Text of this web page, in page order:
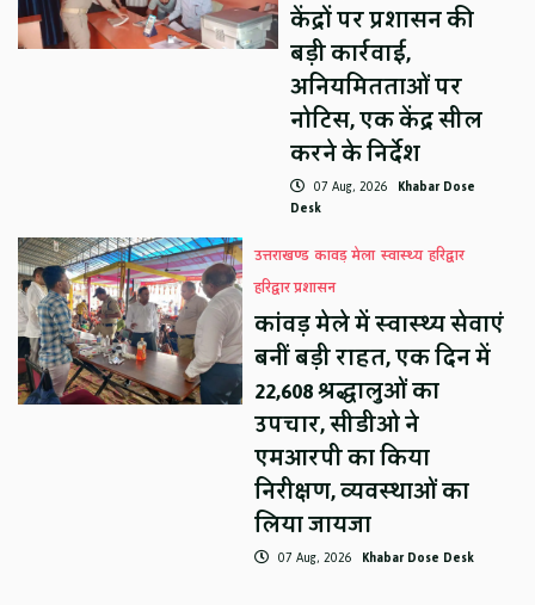
केंद्रों पर प्रशासन की
बड़ी कार्रवाई,
अनियमितताओं पर
नोटिस, एक केंद्र सील
करने के निर्देश
07 Aug, 2026 Khabar Dose
Desk
उत्तराखण्ड कावड़ मेला स्वास्थ्य हरिद्वार
हरिद्वार प्रशासन
कांवड़ मेले में स्वास्थ्य सेवाएं
बनीं बड़ी राहत, एक दिन में
22,608 श्रद्धालुओं का
उपचार, सीडीओ ने
एमआरपी का किया
निरीक्षण, व्यवस्थाओं का
लिया जायजा
07 Aug, 2026 Khabar Dose Desk